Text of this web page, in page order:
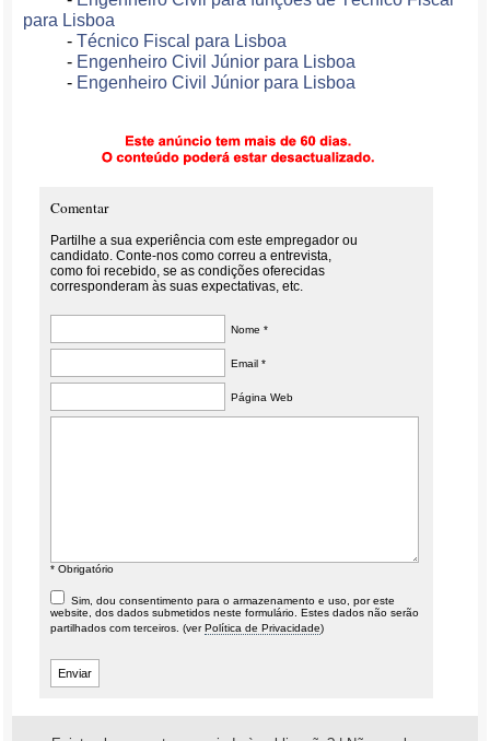
para Lisboa
-Técnico Fiscal para Lisboa
- Engenheiro Civil Júnior para Lisboa
- Engenheiro Civil Júnior para Lisboa
Comentar
Partilhe a sua experiência com este empregador ou
candidato. Conte-nos como correu a entrevista,
como foi recebido, se as condições oferecidas
corresponderam às suas expectativas, etc.
Nome *
Email *
Página Web
* Obrigatório
Sim, dou consentimento para o armazenamento e uso, por este
website, dos dados submetidos neste formulário. Estes dados não serão
partilhados com terceiros. (verPolítica de Privacidade)